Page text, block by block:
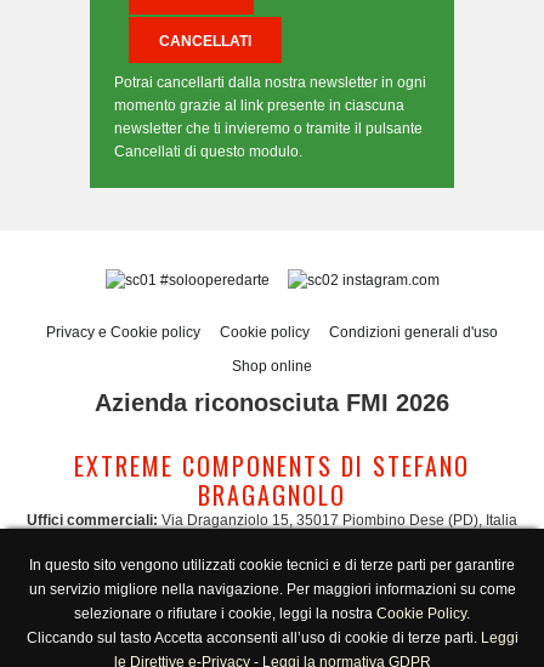
Potrai cancellarti dalla nostra newsletter in ogni
momento grazie al link presente in ciascuna
newsletter che ti invieremo o tramite il pulsante
Cancellati di questo modulo.
#solooperedarte instagram.com
Privacy e Cookie policy Cookie policy
Condizioni generali d'uso
Shop online
Azienda riconosciuta FMI 2026
EXTREME COMPONENTS DI STEFANO
BRAGAGNOLO
Uffici commerciali: Via Draganziolo 15, 35017 Piombino Dese (PD), Italia
Italia
Amministrazione: admin@extreme-components.com-Commerciale:
commercial@extreme-components.com
Supporto tecnico: technical@extreme-components.com -PEC: extreme-
components@pec.it
In questo sito vengono utilizzati cookie tecnici e di terze parti per garantire
un servizio migliore nella navigazione. Per maggiori informazioni su come
selezionare o rifiutare i cookie, leggi la nostra Cookie Policy.
Cliccando sul tasto Accetta acconsenti all’uso di cookie di terze parti. Leggi
le Direttive e-Privacy- Leggi la normativa GDPR